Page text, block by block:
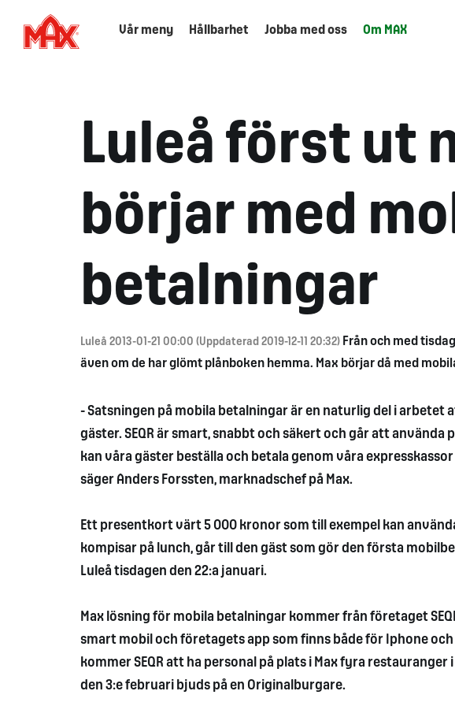
Vår meny Hållbarhet Jobba med oss Om MAX
Luleå först ut
börjar med
betalningar
Luleå 2013-01-21 00:00 (Uppdaterad 2019-12-11 20:32) Från och med
även om de har glömt plånboken hemma. Max börjar då med
- Satsningen på mobila betalningar är en naturlig del i
gäster. SEQR är smart, snabbt och säkert och går att använda
kan våra gäster beställa och betala genom våra
säger Anders Forssten, marknadschef på Max.
Ett presentkort värt 5 000 kronor som till exempel kan
kompisar på lunch, går till den gäst som gör den första
Luleå tisdagen den 22:a januari.
Max lösning för mobila betalningar kommer från företaget
smart mobil och företagets app som finns både för Iphone
kommer SEQR att ha personal på plats i Max fyra
den 3:e februari bjuds på en Originalburgare.